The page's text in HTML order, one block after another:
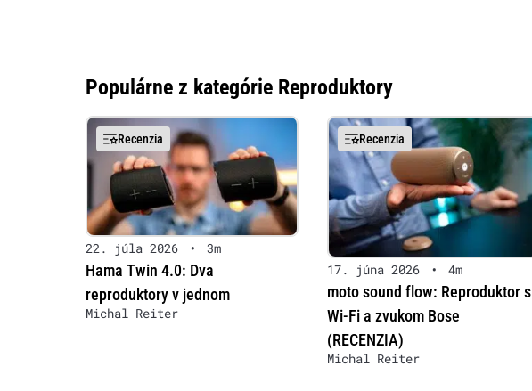
Populárne z kategórie Reproduktory
Recenzia
22. júla 2026 • 3m
Hama Twin 4.0: Dva
reproduktory v jednom
Michal Reiter
Recenzia
17. júna 2026 • 4m
moto sound flow: Reproduktor s
Wi-Fi a zvukom Bose
(RECENZIA)
Michal Reiter